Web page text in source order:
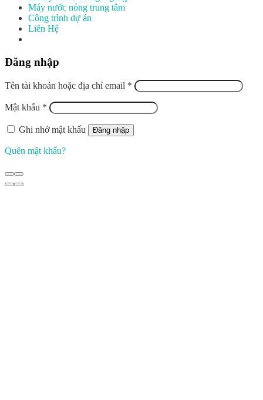
Máy nước nóng trung tâm
Công trình dự án
Liên Hệ
Đăng nhập
Tên tài khoản hoặc địa chỉ email *
Mật khẩu *
Ghi nhớ mật khẩu Đăng nhập
Quên mật khẩu?